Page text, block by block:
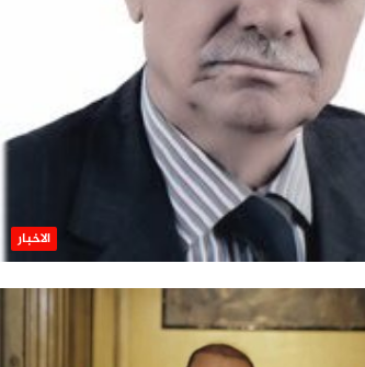
الاخبار